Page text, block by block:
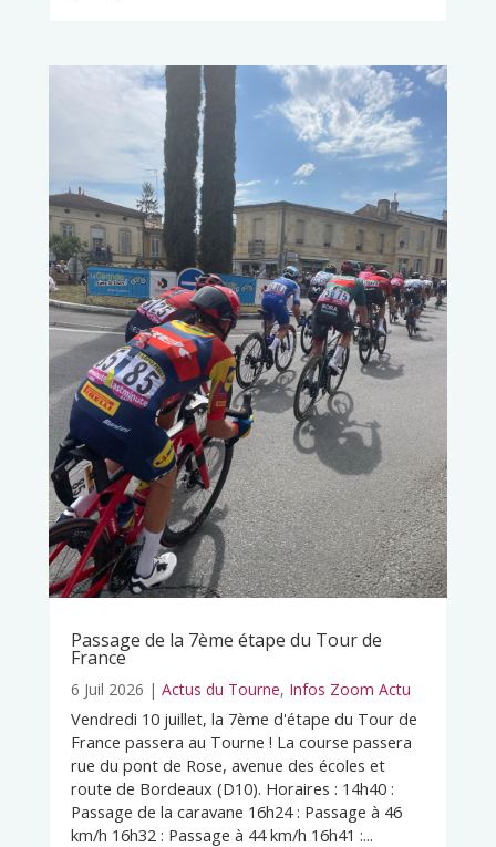
Passage de la 7ème étape du Tour de
France
6 Juil 2026 | Actus du Tourne, Infos Zoom Actu
Vendredi 10 juillet, la 7ème d'étape du Tour de
France passera au Tourne ! La course passera
rue du pont de Rose, avenue des écoles et
route de Bordeaux (D10). Horaires : 14h40 :
Passage de la caravane 16h24 : Passage à 46
km/h 16h32 : Passage à 44 km/h 16h41 :...